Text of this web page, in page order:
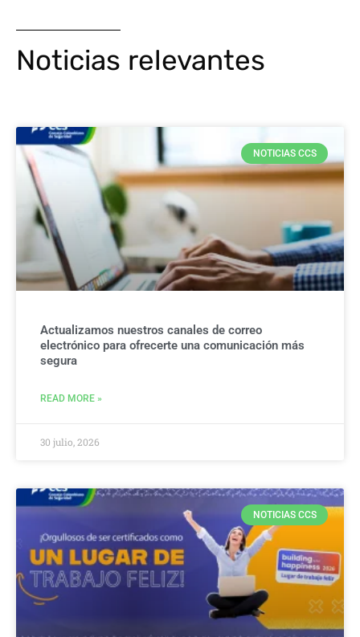
Noticias relevantes
NOTICIAS CCS
Actualizamos nuestros canales de correo
electrónico para ofrecerte una comunicación más
segura
READ MORE »
30 julio, 2026
NOTICIAS CCS